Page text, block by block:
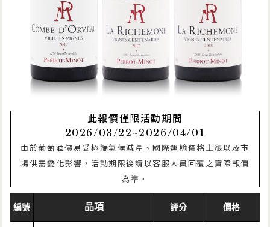
此報價僅限活動期間
2026/03/22~2026/04/01
由於葡萄酒價易受極端氣候減產、國際運輸價格上漲以及市
場供需變化影響，活動期限後請以客服人員回覆之實際報價
為準。
編號 品項 評分 價格